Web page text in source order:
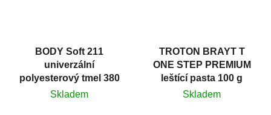
BODY Soft 211
univerzální
polyesterový tmel 380
g
Skladem
TROTON BRAYT T
ONE STEP PREMIUM
leštící pasta 100 g
Skladem